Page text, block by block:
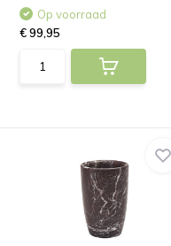
Op voorraad
€ 99,95